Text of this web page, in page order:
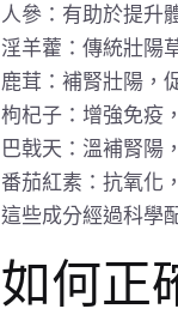
人參：有助於提升
淫羊藿：傳統壯陽
鹿茸：補腎壯陽，
枸杞子：增強免疫
巴戟天：溫補腎陽
番茄紅素：抗氧化
這些成分經過科學
如何正